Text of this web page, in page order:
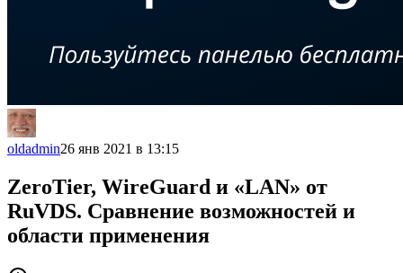
oldadmin26 янв 2021 в 13:15
ZeroTier, WireGuard и «LAN» от
RuVDS. Сравнение возможностей и
области применения